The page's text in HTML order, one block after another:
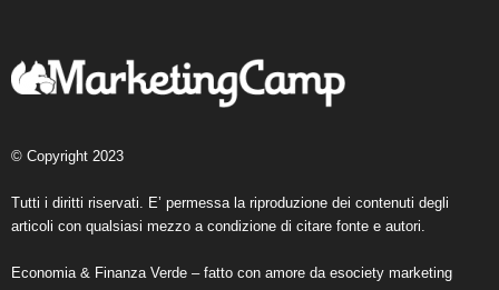
© Copyright 2023
Tutti i diritti riservati. E’ permessa la riproduzione dei contenuti degli
articoli con qualsiasi mezzo a condizione di citare fonte e autori.
Economia & Finanza Verde – fatto con amore da esociety marketing